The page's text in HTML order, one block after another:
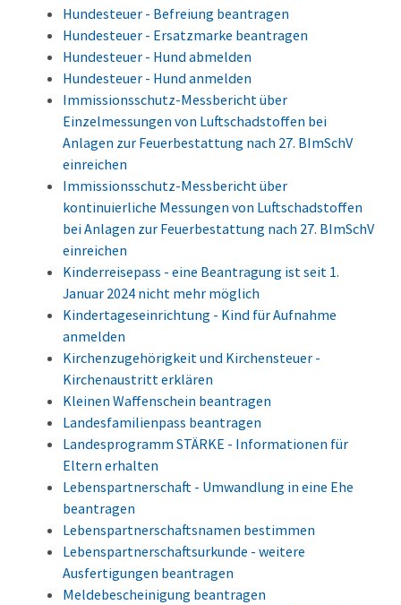
Hundesteuer - Befreiung beantragen
Hundesteuer - Ersatzmarke beantragen
Hundesteuer - Hund abmelden
Hundesteuer - Hund anmelden
Immissionsschutz-Messbericht über
Einzelmessungen von Luftschadstoffen bei
Anlagen zur Feuerbestattung nach 27. BImSchV
einreichen
Immissionsschutz-Messbericht über
kontinuierliche Messungen von Luftschadstoffen
bei Anlagen zur Feuerbestattung nach 27. BImSchV
einreichen
Kinderreisepass - eine Beantragung ist seit 1.
Januar 2024 nicht mehr möglich
Kindertageseinrichtung - Kind für Aufnahme
anmelden
Kirchenzugehörigkeit und Kirchensteuer -
Kirchenaustritt erklären
Kleinen Waffenschein beantragen
Landesfamilienpass beantragen
Landesprogramm STÄRKE - Informationen für
Eltern erhalten
Lebenspartnerschaft - Umwandlung in eine Ehe
beantragen
Lebenspartnerschaftsnamen bestimmen
Lebenspartnerschaftsurkunde - weitere
Ausfertigungen beantragen
Meldebescheinigung beantragen